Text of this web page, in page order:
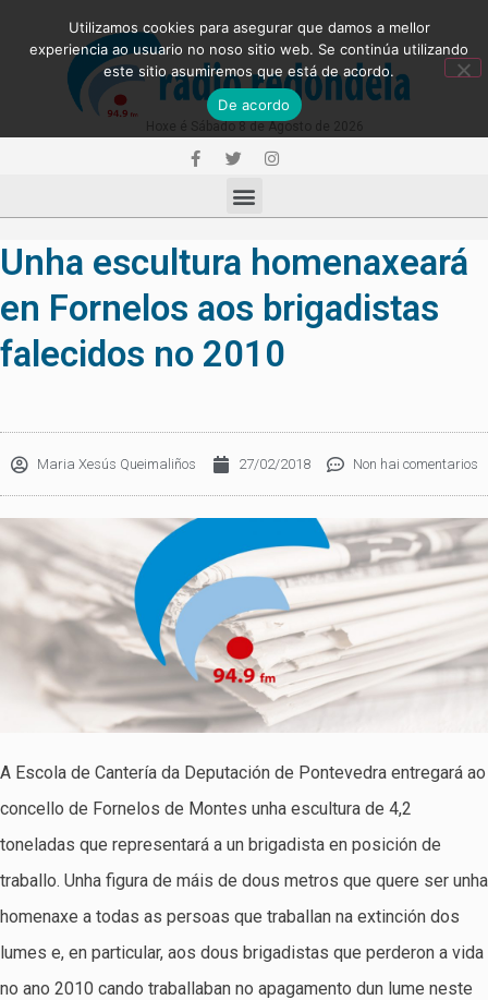
Unha escultura homenaxeará
en Fornelos aos brigadistas
falecidos no 2010
Maria Xesús Queimaliños 27/02/2018 Non hai comentarios
A Escola de Cantería da Deputación de Pontevedra entregará ao
concello de Fornelos de Montes unha escultura de 4,2
toneladas que representará a un brigadista en posición de
traballo. Unha figura de máis de dous metros que quere ser unha
homenaxe a todas as persoas que traballan na extinción dos
lumes e, en particular, aos dous brigadistas que perderon a vida
no ano 2010 cando traballaban no apagamento dun lume neste
Utilizamos cookies para asegurar que damos a mellor
experiencia ao usuario no noso sitio web. Se continúa utilizando
este sitio asumiremos que está de acordo.
De acordo